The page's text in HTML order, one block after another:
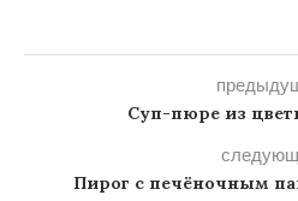
Суп-пюре из
Пирог с печёночным